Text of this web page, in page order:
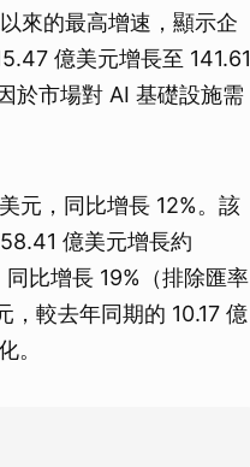
來的最高增速，顯示企
億美元增長至 141.61
於市場對 AI 基礎設施需
元，同比增長 12%。該
億美元增長約
比增長 19%（排除匯率
，較去年同期的 10.17 億
。